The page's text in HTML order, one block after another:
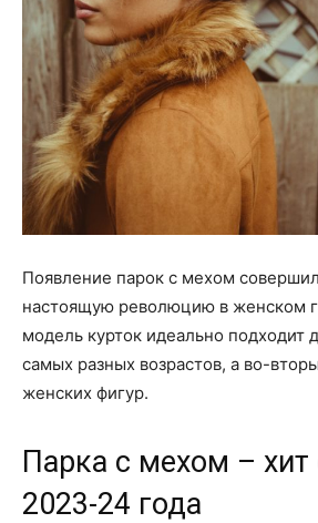
Появление парок с мехом
настоящую революцию в женском
модель курток идеально подходит
самых разных возрастов, а во-
женских фигур.
Парка с мехом – хит
2023-24 года